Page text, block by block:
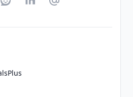
RedditLinkedInPartager par Email